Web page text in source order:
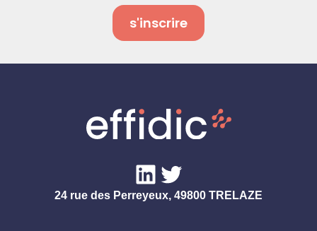
LinkedIn Twitter
24 rue des Perreyeux, 49800 TRELAZE